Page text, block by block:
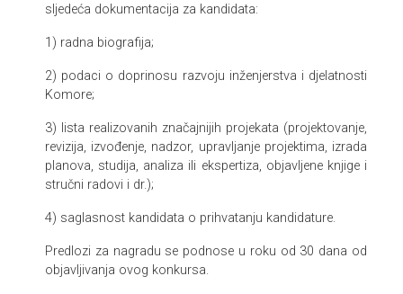
sljedeća dokumentacija za kandidata:
1) radna biografija;
2) podaci o doprinosu razvoju inženjerstva i djelatnosti
Komore;
3) lista realizovanih značajnijih projekata (projektovanje,
revizija, izvođenje, nadzor, upravljanje projektima, izrada
planova, studija, analiza ili ekspertiza, objavljene knjige i
stručni radovi i dr.);
4) saglasnost kandidata o prihvatanju kandidature.
Predlozi za nagradu se podnose u roku od 30 dana od
objavljivanja ovog konkursa.